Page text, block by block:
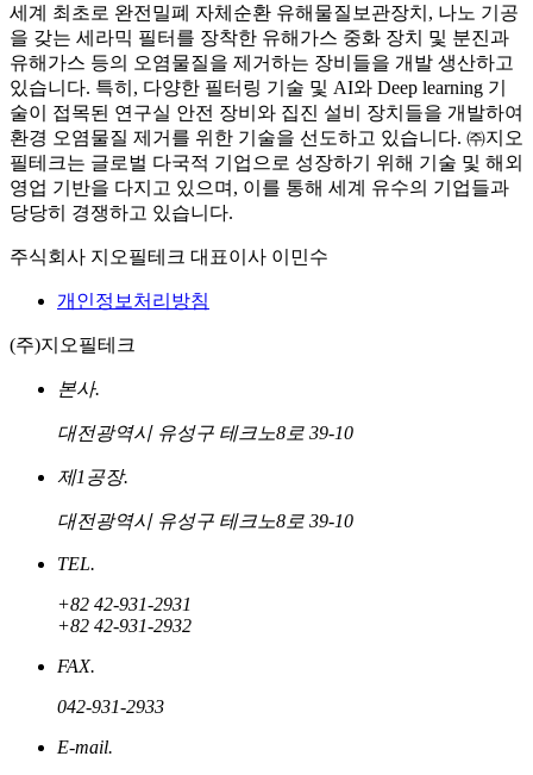
세계 최초로 완전밀폐 자체순환 유해물질보관장치, 나노 기공
을 갖는 세라믹 필터를 장착한 유해가스 중화 장치 및 분진과
유해가스 등의 오염물질을 제거하는 장비들을 개발 생산하고
있습니다. 특히, 다양한 필터링 기술 및 AI와 Deep learning 기
술이 접목된 연구실 안전 장비와 집진 설비 장치들을 개발하여
환경 오염물질 제거를 위한 기술을 선도하고 있습니다. ㈜지오
필테크는 글로벌 다국적 기업으로 성장하기 위해 기술 및 해외
영업 기반을 다지고 있으며, 이를 통해 세계 유수의 기업들과
당당히 경쟁하고 있습니다.
주식회사 지오필테크 대표이사 이민수
개인정보처리방침
(주)지오필테크
본사.
대전광역시 유성구 테크노8로 39-10
제1공장.
대전광역시 유성구 테크노8로 39-10
TEL.
+82 42-931-2931
+82 42-931-2932
FAX.
042-931-2933
E-mail.